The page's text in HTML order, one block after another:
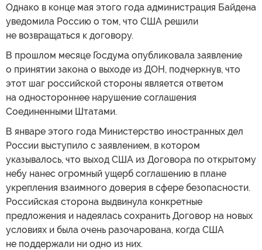
Однако в конце мая этого года администрация Байдена
уведомила Россию о том, что США решили
не возвращаться к договору.
В прошлом месяце Госдума опубликовала заявление
о принятии закона о выходе из ДОН, подчеркнув, что
этот шаг российской стороны является ответом
на одностороннее нарушение соглашения
Соединенными Штатами.
В январе этого года Министерство иностранных дел
России выступило с заявлением, в котором
указывалось, что выход США из Договора по открытому
небу нанес огромный ущерб соглашению в плане
укрепления взаимного доверия в сфере безопасности.
Российская сторона выдвинула конкретные
предложения и надеялась сохранить Договор на новых
условиях и была очень разочарована, когда США
не поддержали ни одно из них.